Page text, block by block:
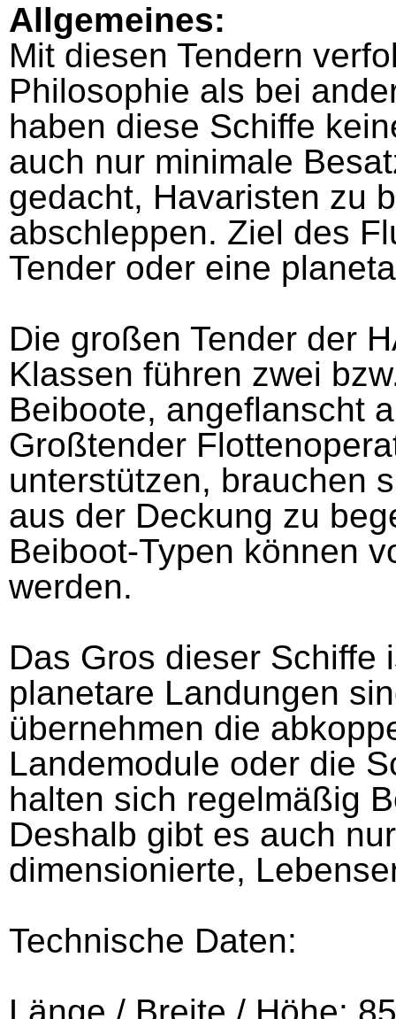
Allgemeines:
Mit diesen Tendern
Philosophie als bei
haben diese Schiffe
auch nur minimale
gedacht, Havaristen zu
abschleppen. Ziel des
Tender oder eine
Die großen Tender der
Klassen führen zwei
Beiboote, angeflanscht
Großtender
unterstützen, brauchen
aus der Deckung zu
Beiboot-Typen können
werden.
Das Gros dieser Schiffe
planetare Landungen
übernehmen die
Landemodule oder die
halten sich regelmäßig
Deshalb gibt es auch
dimensionierte,
Technische Daten: